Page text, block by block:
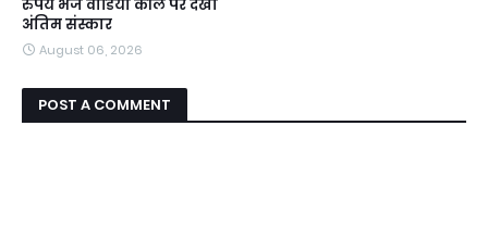
रुपये भेज वीडियो कॉल पर देखा
अंतिम संस्कार
August 06, 2026
POST A COMMENT